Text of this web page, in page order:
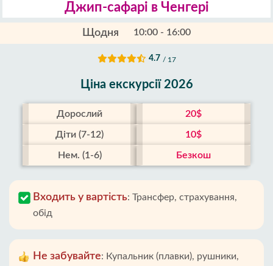
Джип-сафарі в Ченгері
Щодня 10:00 - 16:00
4.7 / 17
Ціна екскурсії 2026
Дорослий 20$
Діти (7-12) 10$
Нем. (1-6) Безкош
Входить у вартість: Трансфер, страхування,
обід
Не забувайте: Купальник (плавки), рушники,